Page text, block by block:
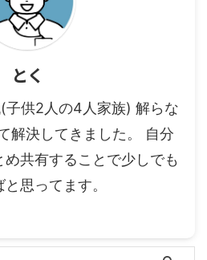
とく
供2人の4人家族) 解らな
解決してきました。 自分
共有することで少しでも
思ってます。